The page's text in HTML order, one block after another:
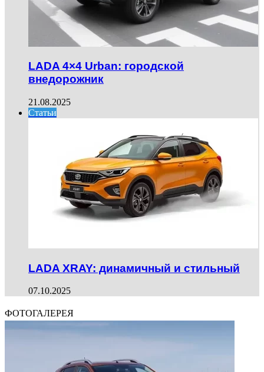
LADA 4×4 Urban: городской
внедорожник
21.08.2025
Статьи
LADA XRAY: динамичный и стильный
07.10.2025
ФОТОГАЛЕРЕЯ